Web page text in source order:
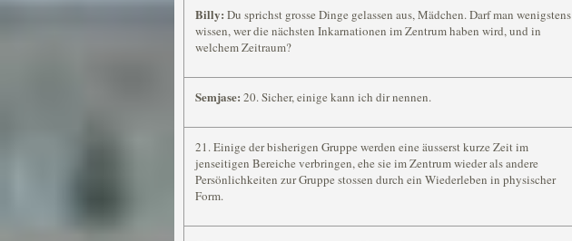
Billy: Du sprichst grosse Dinge gelassen aus, Mädchen. Darf man wenigstens
wissen, wer die nächsten Inkarnationen im Zentrum haben wird, und in
welchem Zeitraum?
Semjase: 20. Sicher, einige kann ich dir nennen.
21. Einige der bisherigen Gruppe werden eine äusserst kurze Zeit im
jenseitigen Bereiche verbringen, ehe sie im Zentrum wieder als andere
Persönlichkeiten zur Gruppe stossen durch ein Wiederleben in physischer
Form.